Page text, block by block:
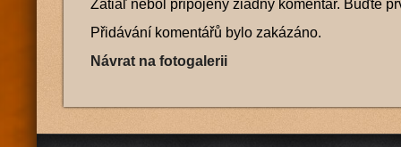
Zatiaľ nebol pripojený žiadny komentár. Buďte
Přidávání komentářů bylo zakázáno.
Návrat na fotogalerii